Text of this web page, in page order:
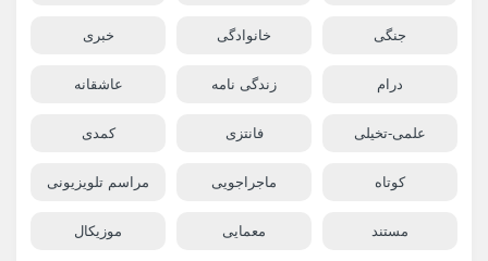
جنگی خانوادگی خبری
درام زندگی نامه عاشقانه
علمی-تخیلی فانتزی کمدی
کوتاه ماجراجویی مراسم تلویزیونی
مستند معمایی موزیکال